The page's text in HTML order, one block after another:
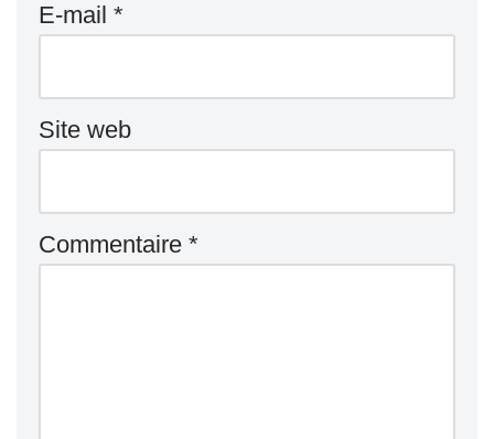
E-mail *
Site web
Commentaire *